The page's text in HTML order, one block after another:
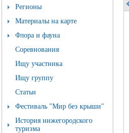
Регионы
Материалы на карте
Флора и фауна
Соревнования
Ищу участника
Ищу группу
Статьи
Фестиваль "Мир без крыши"
История нижегородского
туризма